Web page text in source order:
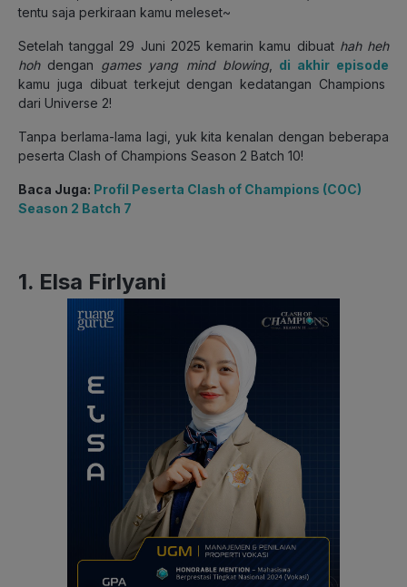
tentu saja perkiraan kamu meleset~
Setelah tanggal 29 Juni 2025 kemarin kamu dibuat hah heh
hohdengan games yang mind blowing,
di akhir episode
kamu juga dibuat terkejut dengan kedatangan Champions
dari Universe 2!
Tanpa berlama-lama lagi, yuk kita kenalan dengan beberapa
peserta Clash of Champions Season 2 Batch 10!
Baca Juga: Profil Peserta Clash of Champions (COC)
Season 2 Batch 7
1. Elsa Firlyani